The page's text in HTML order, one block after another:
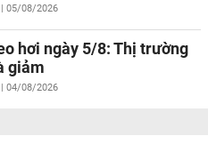
| 05/08/2026
hơi ngày 5/8: Thị trường
giảm
| 04/08/2026